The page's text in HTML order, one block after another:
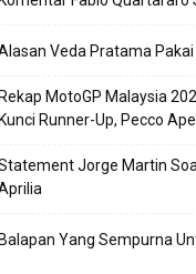
Veda Pratama
MotoGP Malaysia
Runner-Up, Pecco
Jorge Martin
Yang Sempurna